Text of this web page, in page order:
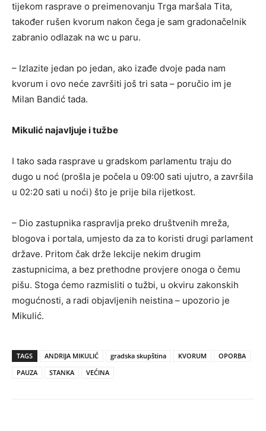
tijekom rasprave o preimenovanju Trga maršala Tita,
također rušen kvorum nakon čega je sam gradonačelnik
zabranio odlazak na wc u paru.
– Izlazite jedan po jedan, ako izađe dvoje pada nam
kvorum i ovo neće završiti još tri sata – poručio im je
Milan Bandić tada.
Mikulić najavljuje i tužbe
I tako sada rasprave u gradskom parlamentu traju do
dugo u noć (prošla je počela u 09:00 sati ujutro, a završila
u 02:20 sati u noći) što je prije bila rijetkost.
– Dio zastupnika raspravlja preko društvenih mreža,
blogova i portala, umjesto da za to koristi drugi parlament
države. Pritom čak drže lekcije nekim drugim
zastupnicima, a bez prethodne provjere onoga o čemu
pišu. Stoga ćemo razmisliti o tužbi, u okviru zakonskih
mogućnosti, a radi objavljenih neistina – upozorio je
Mikulić.
TAGS ANDRIJA MIKULIĆ gradska skupština KVORUM
OPORBA
PAUZA
STANKA VEĆINA